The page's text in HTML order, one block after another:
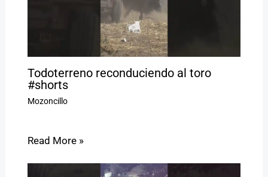
Todoterreno reconduciendo al toro
#shorts
Mozoncillo
Read More »